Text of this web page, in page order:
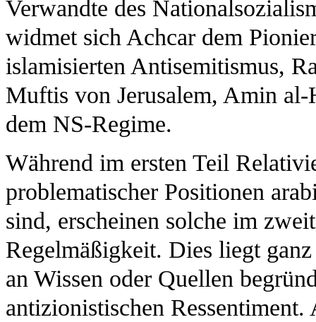
Verwandte des
widmet sich Achcar dem
islamisierten Antisemitismus,
Muftis von Jerusalem, Amin
dem NS-Regime.
Während im ersten Teil
problematischer Positionen
sind, erscheinen solche im
Regelmäßigkeit. Dies liegt
an Wissen oder Quellen
antizionistischen